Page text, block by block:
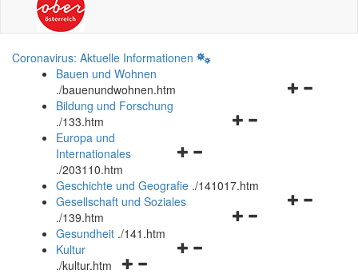
Coronavirus: Aktuelle Informationen
Bauen und Wohnen
./bauenundwohnen.htm
Navigationsmenü
Bildung und Forschung
./133.htm
Navigationsmenü
und
schließen
Europa und
Internationales
./203110.htm
Geschichte und Geografie ./141017.htm
Navigationsmenü
Gesellschaft und Soziales
./139.htm
Navigationsmenü
Gesundheit ./141.htm
Navigationsmenü
Kultur
./kultur.htm